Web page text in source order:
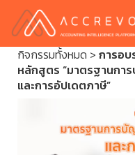
กิจกรรมทั้งหมด > การอบ
หลักสูตร “มาตรฐานกา
และการอัปเดตภาษี”